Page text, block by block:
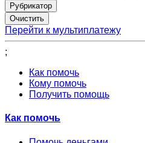
Рубрикатор
Перейти к мультиплатежу
;
Как помочь
Кому помочь
Получить помощь
Как помочь